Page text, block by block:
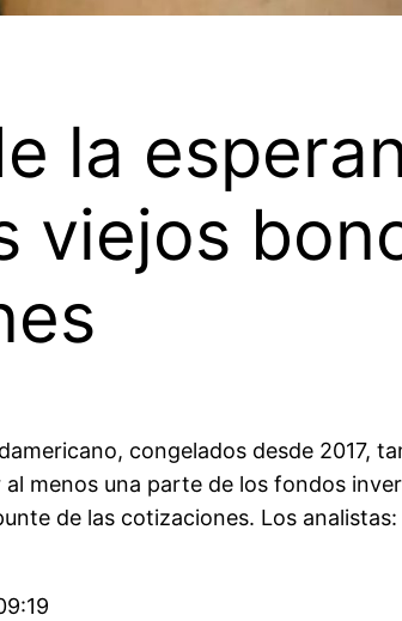
la
viejos
congelados desde 2017,
menos una parte de los fondos
de las cotizaciones. Los